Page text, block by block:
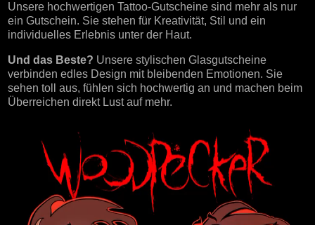
Unsere hochwertigen Tattoo‑Gutscheine sind mehr als nur
ein Gutschein. Sie stehen für Kreativität, Stil und ein
individuelles Erlebnis unter der Haut.
Und das Beste? Unsere stylischen Glasgutscheine
verbinden edles Design mit bleibenden Emotionen. Sie
sehen toll aus, fühlen sich hochwertig an und machen beim
Überreichen direkt Lust auf mehr.